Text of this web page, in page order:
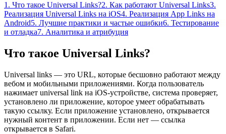
1. Что такое Universal Links?2. Как работают Universal Links3.
Реализация Universal Links на iOS4. Реализация App Links на
Android5. Лучшие практики и частые ошибки6. Тестирование
и отладка7. Аналитика и атрибуция
Что такое Universal Links?
Universal links — это URL, которые бесшовно работают между
вебом и мобильными приложениями. Когда пользователь
нажимает universal link на iOS-устройстве, система проверяет,
установлено ли приложение, которое умеет обрабатывать
такую ссылку. Если приложение установлено, открывается
нужный контент в приложении. Если нет — ссылка
открывается в Safari.